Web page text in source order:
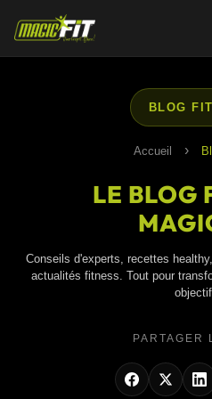
BLOG
Accueil ›
LE BLOG
Conseils d'experts, recettes
actualités fitness. Tout pour
PARTAGER